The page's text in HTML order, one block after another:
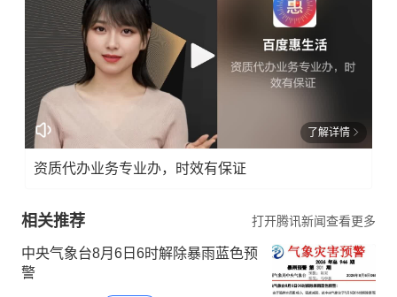
了解详情
资质代办业务专业办，时效有保证
相关推荐 打开腾讯新闻查看更多
中央气象台8月6日6时解除暴雨蓝色预
警